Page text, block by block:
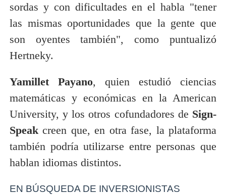
sordas y con dificultades en el habla "tener
las mismas oportunidades que la gente que
son oyentes también", como puntualizó
Hertneky.
Yamillet Payano, quien estudió ciencias
matemáticas y económicas en la American
University, y los otros cofundadores de Sign-
Speakcreen que, en otra fase, la plataforma
también podría utilizarse entre personas que
hablan idiomas distintos.
EN BÚSQUEDA DE INVERSIONISTAS